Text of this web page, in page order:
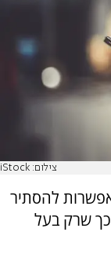
צילום: iStock
להסתיר
שרק בעל